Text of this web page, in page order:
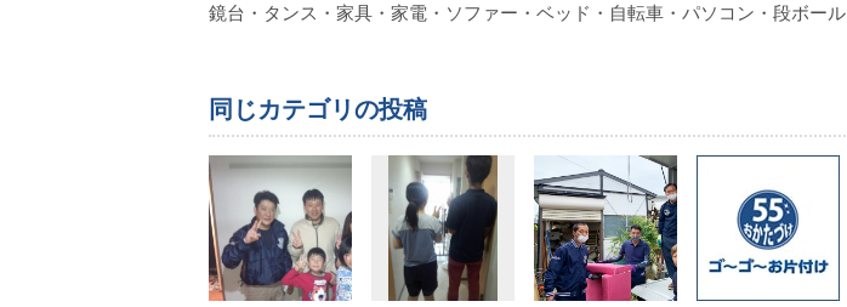
鏡台・タンス・家具・家電・ソファー・ベッド・自転車・パソコン・段ボール
同じカテゴリの投稿